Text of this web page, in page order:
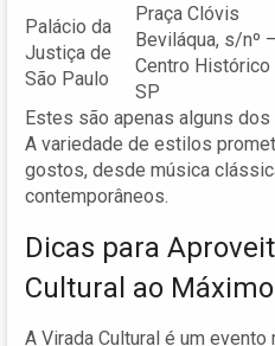
Palácio da
Justiça de
São Paulo
Praça Clóvis
Beviláqua, s/nº –
Centro Histórico
SP
Estes são apenas alguns
A variedade de estilos
gostos, desde música
contemporâneos.
Dicas para
Cultural ao Máximo
A Virada Cultural é um evento